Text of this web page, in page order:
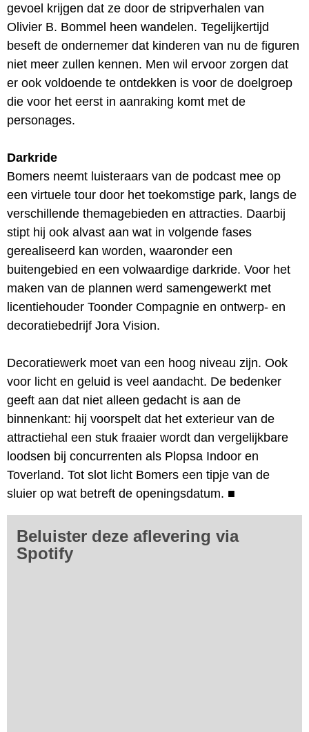
gevoel krijgen dat ze door de stripverhalen van
Olivier B. Bommel heen wandelen. Tegelijkertijd
beseft de ondernemer dat kinderen van nu de figuren
niet meer zullen kennen. Men wil ervoor zorgen dat
er ook voldoende te ontdekken is voor de doelgroep
die voor het eerst in aanraking komt met de
personages.
Darkride
Bomers neemt luisteraars van de podcast mee op
een virtuele tour door het toekomstige park, langs de
verschillende themagebieden en attracties. Daarbij
stipt hij ook alvast aan wat in volgende fases
gerealiseerd kan worden, waaronder een
buitengebied en een volwaardige darkride. Voor het
maken van de plannen werd samengewerkt met
licentiehouder Toonder Compagnie en ontwerp- en
decoratiebedrijf Jora Vision.
Decoratiewerk moet van een hoog niveau zijn. Ook
voor licht en geluid is veel aandacht. De bedenker
geeft aan dat niet alleen gedacht is aan de
binnenkant: hij voorspelt dat het exterieur van de
attractiehal een stuk fraaier wordt dan vergelijkbare
loodsen bij concurrenten als Plopsa Indoor en
Toverland. Tot slot licht Bomers een tipje van de
sluier op wat betreft de openingsdatum. ■
Beluister deze aflevering via
Spotify